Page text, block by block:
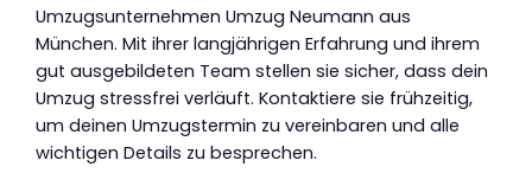
Umzugsunternehmen Umzug Neumann aus
München. Mit ihrer langjährigen Erfahrung und ihrem
gut ausgebildeten Team stellen sie sicher, dass dein
Umzug stressfrei verläuft. Kontaktiere sie frühzeitig,
um deinen Umzugstermin zu vereinbaren und alle
wichtigen Details zu besprechen.